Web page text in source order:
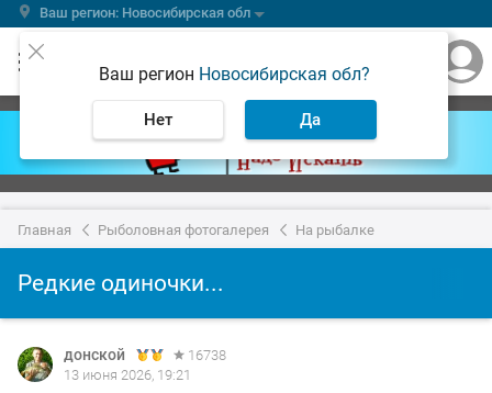
Ваш регион: Новосибирская обл
Ваш регион Новосибирская обл?
Нет Да
Главная Рыболовная фотогалерея На рыбалке
Редкие одиночки...
донской
16738
13 июня 2026, 19:21